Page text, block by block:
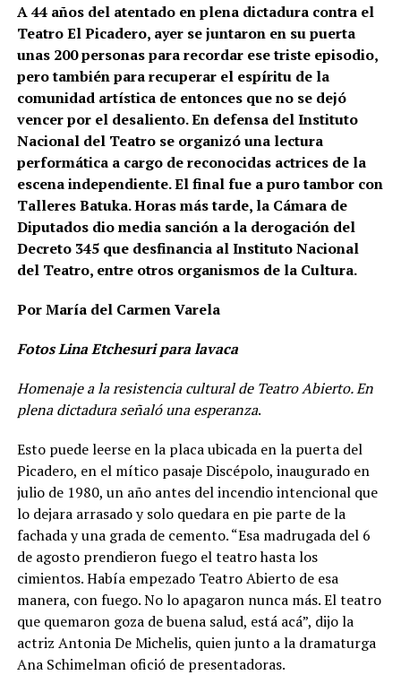
A 44 años del atentado en plena dictadura contra el
Teatro El Picadero, ayer se juntaron en su puerta
unas 200 personas para recordar ese triste episodio,
pero también para recuperar el espíritu de la
comunidad artística de entonces que no se dejó
vencer por el desaliento. En defensa del Instituto
Nacional del Teatro se organizó una lectura
performática a cargo de reconocidas actrices de la
escena independiente. El final fue a puro tambor con
Talleres Batuka. Horas más tarde, la Cámara de
Diputados dio media sanción a la derogación del
Decreto 345 que desfinancia al Instituto Nacional
del Teatro, entre otros organismos de la Cultura.
Por María del Carmen Varela
Fotos Lina Etchesuri para lavaca
Homenaje a la resistencia cultural de Teatro Abierto. En
plena dictadura señaló una esperanza.
Esto puede leerse en la placa ubicada en la puerta del
Picadero, en el mítico pasaje Discépolo, inaugurado en
julio de 1980, un año antes del incendio intencional que
lo dejara arrasado y solo quedara en pie parte de la
fachada y una grada de cemento. “Esa madrugada del 6
de agosto prendieron fuego el teatro hasta los
cimientos. Había empezado Teatro Abierto de esa
manera, con fuego. No lo apagaron nunca más. El teatro
que quemaron goza de buena salud, está acá”, dijo la
actriz Antonia De Michelis, quien junto a la dramaturga
Ana Schimelman ofició de presentadoras.